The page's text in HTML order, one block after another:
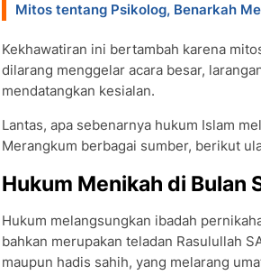
Mitos tentang Psikolog, Benarkah
Kekhawatiran ini bertambah karena
dilarang menggelar acara besar,
mendatangkan kesialan.
Lantas, apa sebenarnya hukum Islam
Merangkum berbagai sumber, berikut
Hukum Menikah di Bulan
Hukum melangsungkan ibadah
bahkan merupakan teladan Rasulullah
maupun hadis sahih, yang melarang